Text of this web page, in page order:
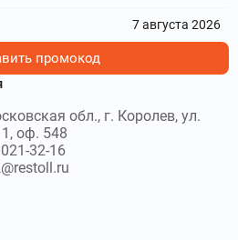
7 августа 2026
промокод
обл., г. Королев, ул.
оф. 548
32-16